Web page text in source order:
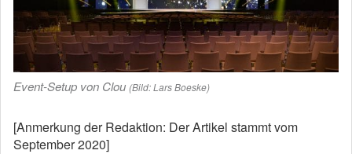
Event-Setup von Clou (Bild: Lars Boeske)
[Anmerkung der Redaktion: Der Artikel stammt vom
September 2020]